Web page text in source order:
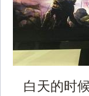
白天的时